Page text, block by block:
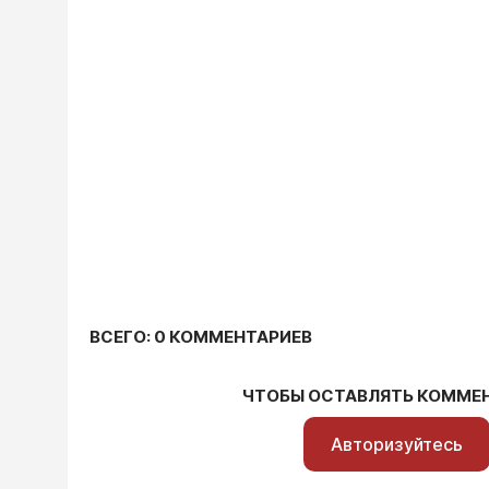
ВСЕГО: 0 КОММЕНТАРИЕВ
ЧТОБЫ ОСТАВЛЯТЬ
Авторизуйтесь